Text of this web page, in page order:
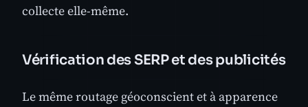
collecte elle-même.
Vérification des SERP et des publicités
Le même routage géoconscient et à apparence